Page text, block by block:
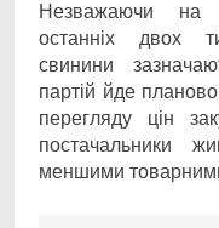
Незважаючи на
останніх двох
свинини
партій йде
перегляду цін
постачальники
меншими